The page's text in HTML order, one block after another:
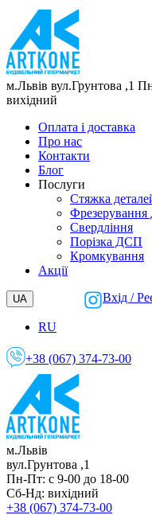
м.Львів вул.Грунтова ,1
вихідний
Оплата і доставка
Про нас
Контакти
Блог
Послуги
Cтяжка
Свердління
Порізка ДСП
Кромкування
Акції
UA
RU
Вхід /
+38 (067) 374-73-00
м.Львів
вул.Грунтова ,1
Пн-Пт: с 9-00 до 18-00
Сб-Нд: вихідний
+38 (067) 374-73-00